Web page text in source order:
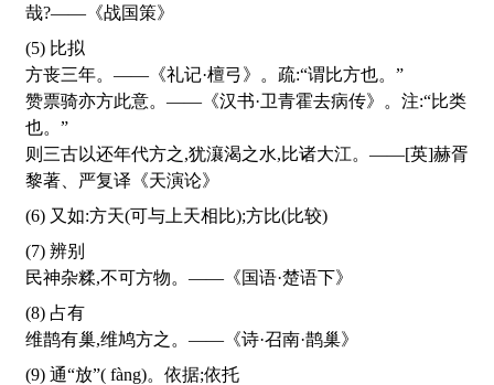
哉?——《战国策》
(5) 比拟
方丧三年。——《礼记·檀弓》。疏:“谓比方也。”
赞票骑亦方此意。——《汉书·卫青霍去病传》。注:“比类
也。”
则三古以还年代方之,犹瀼渴之水,比诸大江。——[英]赫胥
黎著、严复译《天演论》
(6) 又如:方天(可与上天相比);方比(比较)
(7) 辨别
民神杂糅,不可方物。——《国语·楚语下》
(8) 占有
维鹊有巢,维鸠方之。——《诗·召南·鹊巢》
(9) 通“放”( fàng)。依据;依托